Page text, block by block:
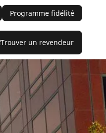
Programme fidélité
Trouver un revendeur